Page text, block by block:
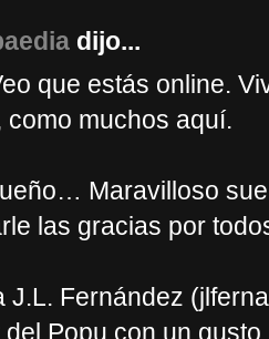
dijo...
que estás online.
como muchos aquí.
Maravilloso
las gracias por
J.L. Fernández
Popu con un